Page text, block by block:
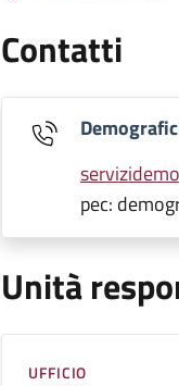
Contatti
pec:
Unità
UFFICIO